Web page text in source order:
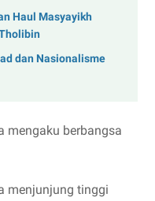
Haul Masyayikh
dan Nasionalisme
mengaku berbangsa
menjunjung tinggi